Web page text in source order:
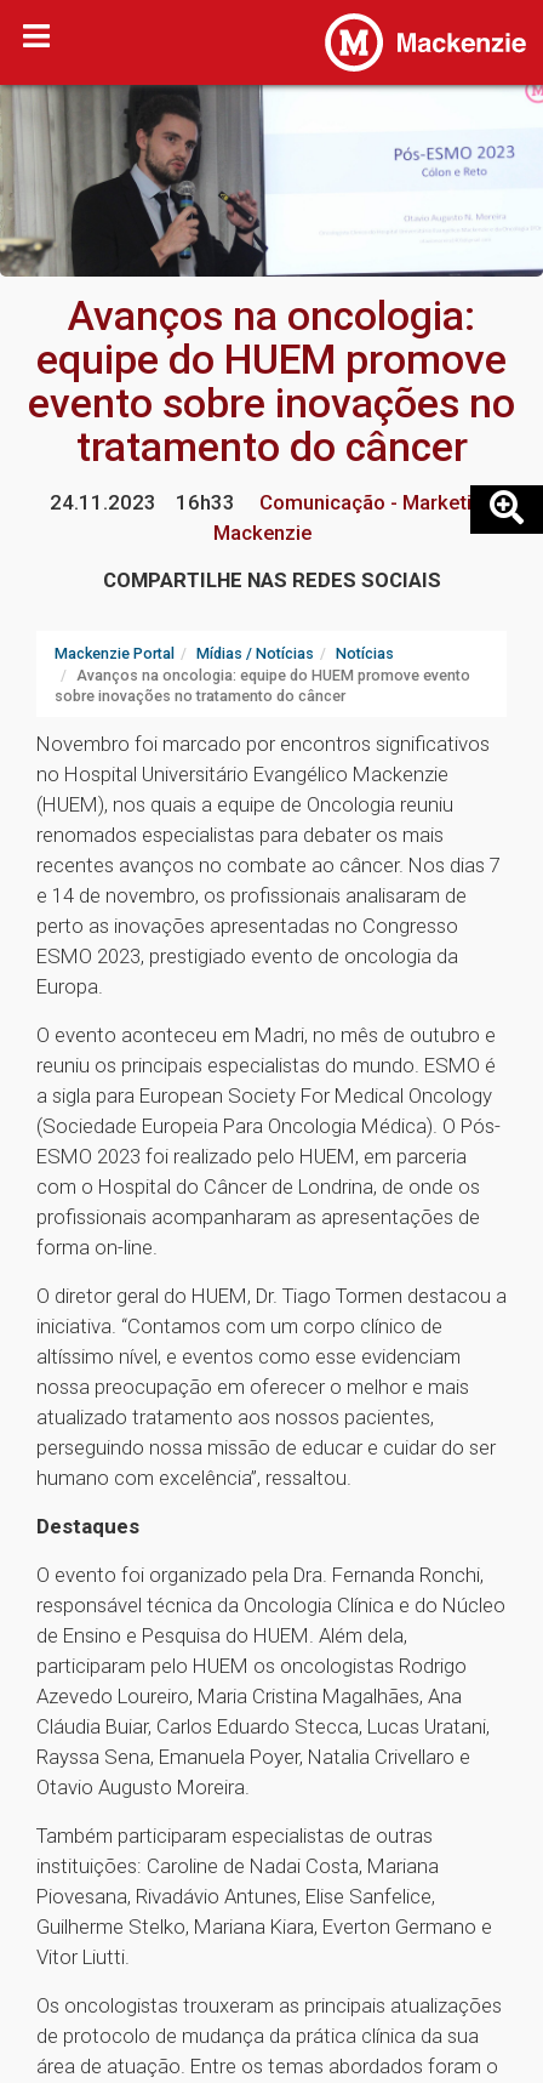
Avanços na oncologia:
equipe do HUEM promove
evento sobre inovações no
tratamento do câncer
24.11.2023 16h33
Comunicação - Marketing
Mackenzie
COMPARTILHE NAS REDES SOCIAIS
Mackenzie Portal Mídias / Notícias
Notícias
Avanços na oncologia: equipe do HUEM promove evento
sobre inovações no tratamento do câncer
Novembro foi marcado por encontros significativos
no Hospital Universitário Evangélico Mackenzie
(HUEM), nos quais a equipe de Oncologia reuniu
renomados especialistas para debater os mais
recentes avanços no combate ao câncer. Nos dias 7
e 14 de novembro, os profissionais analisaram de
perto as inovações apresentadas no Congresso
ESMO 2023, prestigiado evento de oncologia da
Europa.
O evento aconteceu em Madri, no mês de outubro e
reuniu os principais especialistas do mundo. ESMO é
a sigla para European Society For Medical Oncology
(Sociedade Europeia Para Oncologia Médica). O Pós-
ESMO 2023 foi realizado pelo HUEM, em parceria
com o Hospital do Câncer de Londrina, de onde os
profissionais acompanharam as apresentações de
forma on-line.
O diretor geral do HUEM, Dr. Tiago Tormen destacou a
iniciativa. “Contamos com um corpo clínico de
altíssimo nível, e eventos como esse evidenciam
nossa preocupação em oferecer o melhor e mais
atualizado tratamento aos nossos pacientes,
perseguindo nossa missão de educar e cuidar do ser
humano com excelência”, ressaltou.
Destaques
O evento foi organizado pela Dra. Fernanda Ronchi,
responsável técnica da Oncologia Clínica e do Núcleo
de Ensino e Pesquisa do HUEM. Além dela,
participaram pelo HUEM os oncologistas Rodrigo
Azevedo Loureiro, Maria Cristina Magalhães, Ana
Cláudia Buiar, Carlos Eduardo Stecca, Lucas Uratani,
Rayssa Sena, Emanuela Poyer, Natalia Crivellaro e
Otavio Augusto Moreira.
Também participaram especialistas de outras
instituições: Caroline de Nadai Costa, Mariana
Piovesana, Rivadávio Antunes, Elise Sanfelice,
Guilherme Stelko, Mariana Kiara, Everton Germano e
Vitor Liutti.
Os oncologistas trouxeram as principais atualizações
de protocolo de mudança da prática clínica da sua
área de atuação. Entre os temas abordados foram o